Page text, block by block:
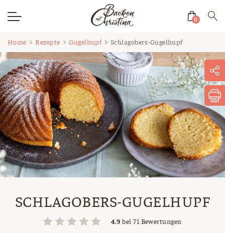
springen
0
Home Rezepte Gugelhupf Schlagobers-Gugelhupf
SCHLAGOBERS-GUGELHUPF
4.9 bei71 Bewertungen